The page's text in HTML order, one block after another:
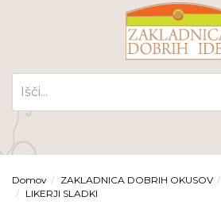
Domov ZAKLADNICA DOBRIH OKUSOV
LIKERJI SLADKI